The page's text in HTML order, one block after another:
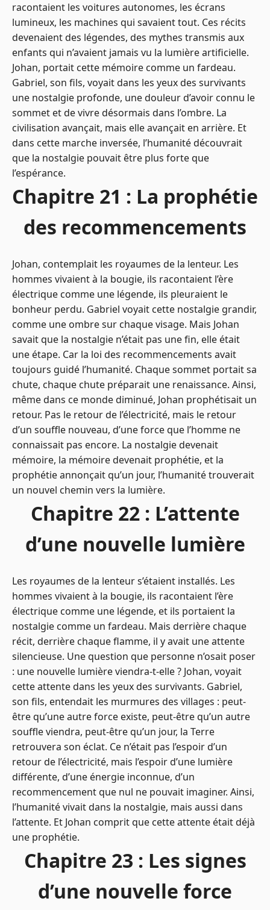
racontaient les voitures autonomes, les écrans
lumineux, les machines qui savaient tout. Ces récits
devenaient des légendes, des mythes transmis aux
enfants qui n’avaient jamais vu la lumière artificielle.
Johan, portait cette mémoire comme un fardeau.
Gabriel, son fils, voyait dans les yeux des survivants
une nostalgie profonde, une douleur d’avoir connu le
sommet et de vivre désormais dans l’ombre. La
civilisation avançait, mais elle avançait en arrière. Et
dans cette marche inversée, l’humanité découvrait
que la nostalgie pouvait être plus forte que
l’espérance.
Chapitre 21 : La prophétie
des recommencements
Johan, contemplait les royaumes de la lenteur. Les
hommes vivaient à la bougie, ils racontaient l’ère
électrique comme une légende, ils pleuraient le
bonheur perdu. Gabriel voyait cette nostalgie grandir,
comme une ombre sur chaque visage. Mais Johan
savait que la nostalgie n’était pas une fin, elle était
une étape. Car la loi des recommencements avait
toujours guidé l’humanité. Chaque sommet portait sa
chute, chaque chute préparait une renaissance. Ainsi,
même dans ce monde diminué, Johan prophétisait un
retour. Pas le retour de l’électricité, mais le retour
d’un souffle nouveau, d’une force que l’homme ne
connaissait pas encore. La nostalgie devenait
mémoire, la mémoire devenait prophétie, et la
prophétie annonçait qu’un jour, l’humanité trouverait
un nouvel chemin vers la lumière.
Chapitre 22 : L’attente
d’une nouvelle lumière
Les royaumes de la lenteur s’étaient installés. Les
hommes vivaient à la bougie, ils racontaient l’ère
électrique comme une légende, et ils portaient la
nostalgie comme un fardeau. Mais derrière chaque
récit, derrière chaque flamme, il y avait une attente
silencieuse. Une question que personne n’osait poser
: une nouvelle lumière viendra-t-elle ? Johan, voyait
cette attente dans les yeux des survivants. Gabriel,
son fils, entendait les murmures des villages : peut-
être qu’une autre force existe, peut-être qu’un autre
souffle viendra, peut-être qu’un jour, la Terre
retrouvera son éclat. Ce n’était pas l’espoir d’un
retour de l’électricité, mais l’espoir d’une lumière
différente, d’une énergie inconnue, d’un
recommencement que nul ne pouvait imaginer. Ainsi,
l’humanité vivait dans la nostalgie, mais aussi dans
l’attente. Et Johan comprit que cette attente était déjà
une prophétie.
Chapitre 23 : Les signes
d’une nouvelle force